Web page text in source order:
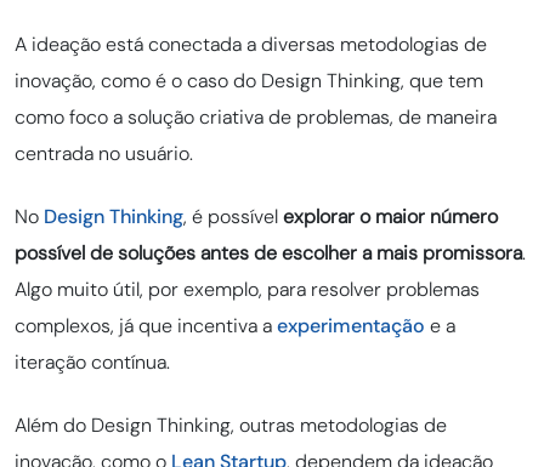
A ideação está conectada a diversas metodologias de
inovação, como é o caso do Design Thinking, que tem
como foco a solução criativa de problemas, de maneira
centrada no usuário.
No Design Thinking, é possívelexplorar o maior número
possível de soluções antes de escolher a mais promissora.
Algo muito útil, por exemplo, para resolver problemas
complexos, já que incentiva aexperimentação e a
iteração contínua.
Além do Design Thinking, outras metodologias de
inovação, como o Lean Startup, dependem da ideação